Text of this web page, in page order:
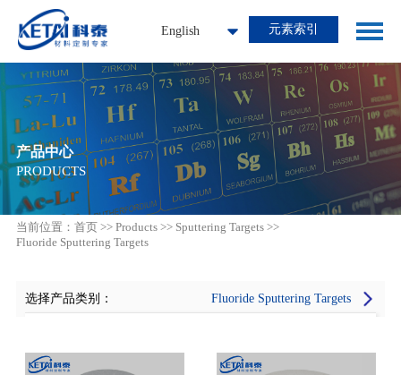
English 元素索引
产品中心
PRODUCTS
当前位置： 首页>> Products>> Sputtering Targets>>
Fluoride Sputtering Targets
选择产品类别： Fluoride Sputtering Targets